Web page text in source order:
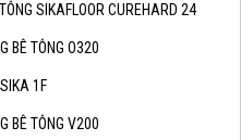
SIKAFLOOR CUREHARD 24
BÊ TÔNG O320
1F
BÊ TÔNG V200